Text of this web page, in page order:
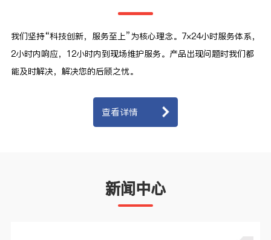
我们坚持“科技创新，服务至上”为核心理念。7×24小时服务体系，
2小时内响应，12小时内到现场维护服务。产品出现问题时我们都
能及时解决，解决您的后顾之忧。
查看详情
新闻中心